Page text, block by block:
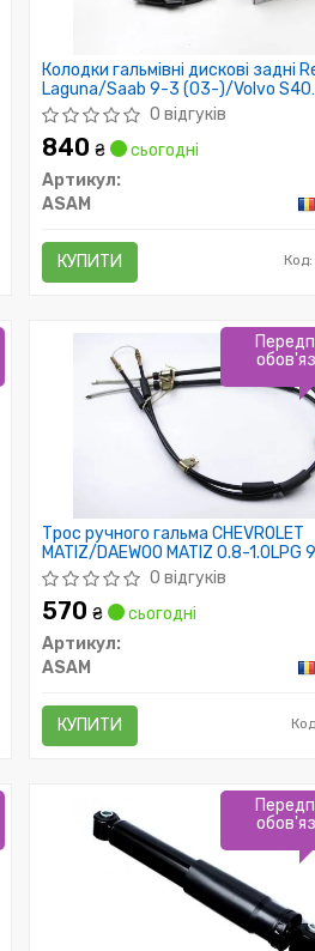
Колодки гальмівні дискові задні
Laguna/Saab 9-3 (03-)/Volvo S40
(04-)/Nissan Primera (02-) (71324)
0 відгуків
840₴
сьогодні
Артикул:
ASAM
КУПИТИ
Трос ручного гальма CHEVROLET
MATIZ/DAEWOO MATIZ 0.8-1.0LPG
(2825mm)
0 відгуків
570₴
сьогодні
Артикул:
ASAM
КУПИТИ